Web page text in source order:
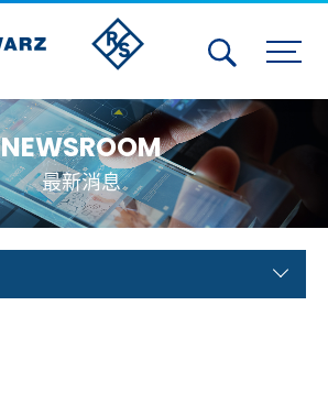
NEWSROOM
最新消息